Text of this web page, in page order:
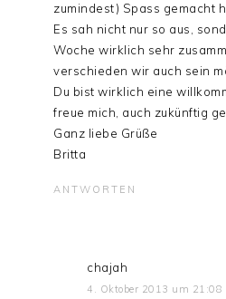
zumindest) Spass gemacht
Es sah nicht nur so aus,
Woche wirklich sehr
verschieden wir auch sein
Du bist wirklich eine
freue mich, auch zukünftig
Ganz liebe Grüße
Britta
ANTWORTEN
chajah
4. Oktober 2013 um 21:08